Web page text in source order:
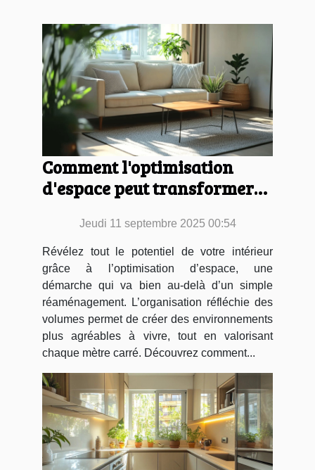
Comment l'optimisation
d'espace peut transformer
Jeudi 11 septembre 2025 00:54
Révélez tout le potentiel de votre intérieur
grâce à l’optimisation d’espace, une
démarche qui va bien au-delà d’un simple
réaménagement. L’organisation réfléchie des
volumes permet de créer des environnements
plus agréables à vivre, tout en valorisant
chaque mètre carré. Découvrez comment...